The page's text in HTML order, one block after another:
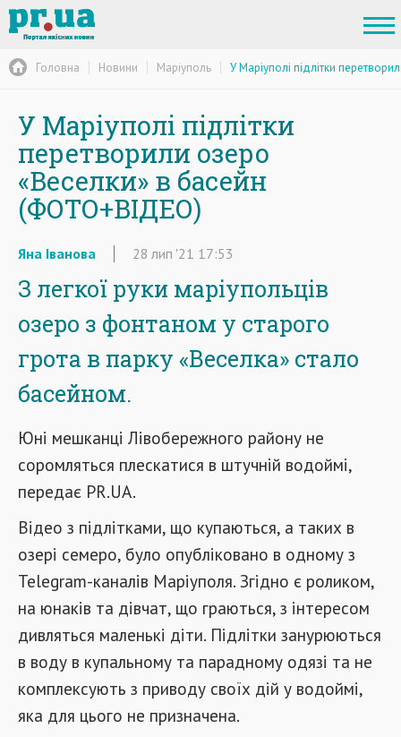
Головна Новини Маріуполь У Маріуполі підлітки
У Маріуполі підлітки
перетворили озеро
«Веселки» в басейн
(ФОТО+ВІДЕО)
Яна Іванова 28 лип '21 17:53
З легкої руки маріупольців
озеро з фонтаном у старого
грота в парку «Веселка» стало
басейном.
Юні мешканці Лівобережного району не
соромляться плескатися в штучній водоймі,
передає PR.UA.
Відео з підлітками, що купаються, а таких в
озері семеро, було опубліковано в одному з
Telegram-каналів Маріуполя. Згідно є роликом,
на юнаків та дівчат, що граються, з інтересом
дивляться маленькі діти. Підлітки занурюються
в воду в купальному та парадному одязі та не
комплексують з приводу своїх дій у водоймі,
яка для цього не призначена.